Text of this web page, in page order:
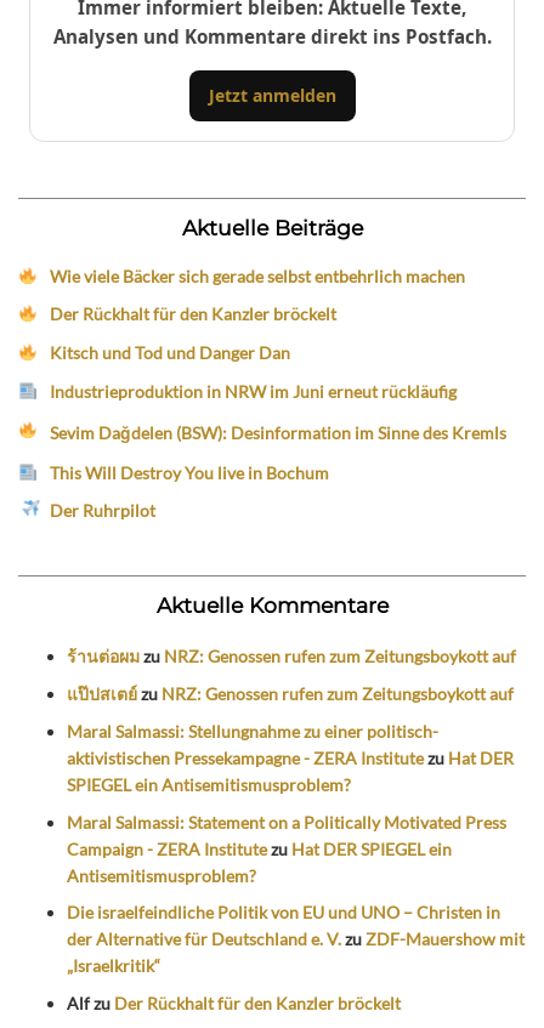
Immer informiert bleiben: Aktuelle Texte,
Analysen und Kommentare direkt ins Postfach.
Jetzt anmelden
Aktuelle Beiträge
Wie viele Bäcker sich gerade selbst entbehrlich machen
Der Rückhalt für den Kanzler bröckelt
Kitsch und Tod und Danger Dan
Industrieproduktion in NRW im Juni erneut rückläufig
Sevim Dağdelen (BSW): Desinformation im Sinne des Kremls
This Will Destroy You live in Bochum
Der Ruhrpilot
Aktuelle Kommentare
ร้านต่อผมzu NRZ: Genossen rufen zum Zeitungsboykott auf
แป๊ปสเตย์zu NRZ: Genossen rufen zum Zeitungsboykott auf
Maral Salmassi: Stellungnahme zu einer politisch-
aktivistischen Pressekampagne - ZERA Institutezu Hat DER
SPIEGEL ein Antisemitismusproblem?
Maral Salmassi: Statement on a Politically Motivated Press
Campaign - ZERA Institutezu Hat DER SPIEGEL ein
Antisemitismusproblem?
Die israelfeindliche Politik von EU und UNO – Christen in
der Alternative für Deutschland e. V.zuZDF-Mauershow mit
„Israelkritik“
Alfzu Der Rückhalt für den Kanzler bröckelt